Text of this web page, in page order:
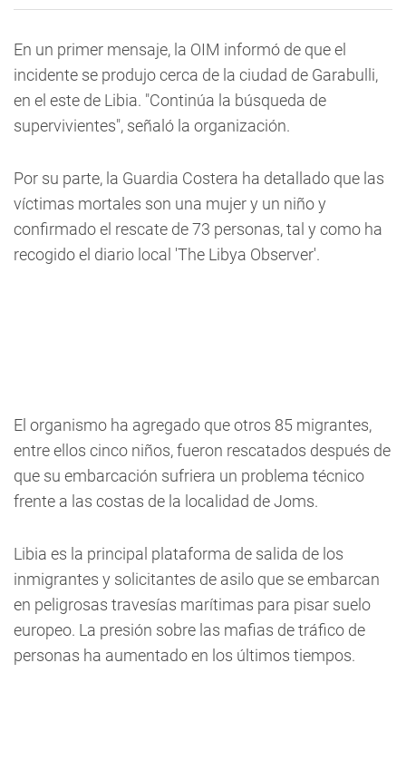
En un primer mensaje, la OIM informó de que el
incidente se produjo cerca de la ciudad de Garabulli,
en el este de Libia. "Continúa la búsqueda de
supervivientes", señaló la organización.
Por su parte, la Guardia Costera ha detallado que las
víctimas mortales son una mujer y un niño y
confirmado el rescate de 73 personas, tal y como ha
recogido el diario local 'The Libya Observer'.
El organismo ha agregado que otros 85 migrantes,
entre ellos cinco niños, fueron rescatados después de
que su embarcación sufriera un problema técnico
frente a las costas de la localidad de Joms.
Libia es la principal plataforma de salida de los
inmigrantes y solicitantes de asilo que se embarcan
en peligrosas travesías marítimas para pisar suelo
europeo. La presión sobre las mafias de tráfico de
personas ha aumentado en los últimos tiempos.